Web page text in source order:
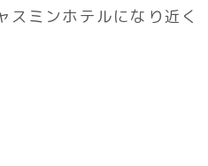
ミンホテルになり近く